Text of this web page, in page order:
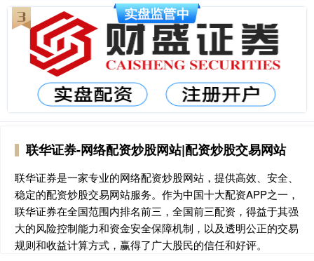
联华证券-网络配资炒股网站|配资炒股交易网站
联华证券是一家专业的网络配资炒股网站，提供高效、安全、
稳定的配资炒股交易网站服务。作为中国十大配资APP之一，
联华证券在全国范围内排名前三，全国前三配资，得益于其强
大的风险控制能力和资金安全保障机制，以及透明公正的交易
规则和收益计算方式，赢得了广大股民的信任和好评。